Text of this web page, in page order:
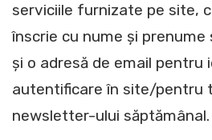
serviciile furnizate pe site,
înscrie cu nume și prenume
și o adresă de email pentru
autentificare în site/pentru
newsletter-ului săptămânal.